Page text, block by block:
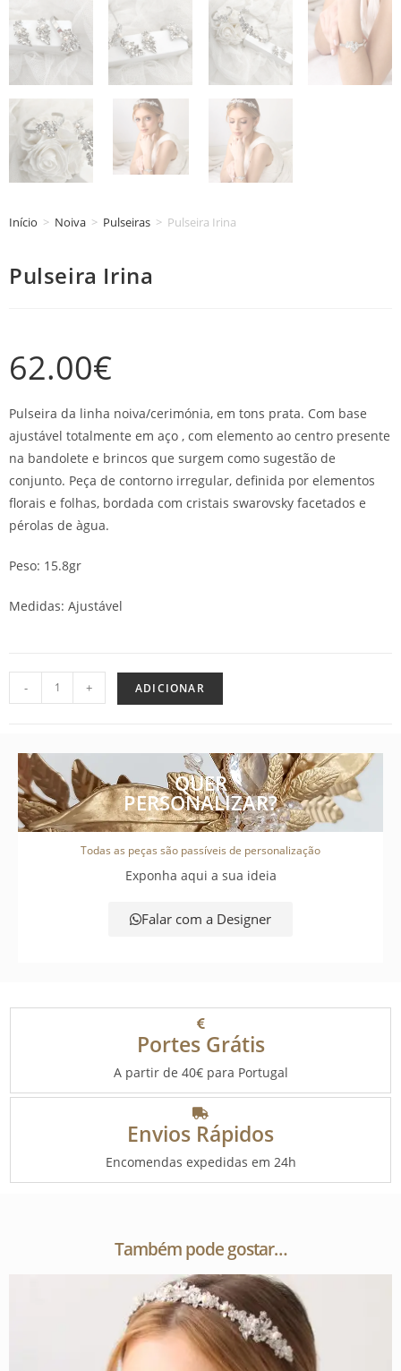
Início > Noiva > Pulseiras > Pulseira Irina
Pulseira Irina
62.00€
Pulseira da linha noiva/cerimónia, em tons prata. Com base
ajustável totalmente em aço , com elemento ao centro presente
na bandolete e brincos que surgem como sugestão de
conjunto. Peça de contorno irregular, definida por elementos
florais e folhas, bordada com cristais swarovsky facetados e
pérolas de àgua.
Peso: 15.8gr
Medidas: Ajustável
- + ADICIONAR
QUER
PERSONALIZAR?
Todas as peças são passíveis de personalização
Exponha aqui a sua ideia
Falar com a Designer
Portes Grátis
A partir de 40€ para Portugal
Envios Rápidos
Encomendas expedidas em 24h
Também pode gostar…